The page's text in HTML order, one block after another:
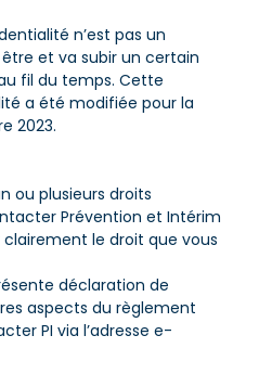
n’est pas un
et va subir un certain
fil du temps. Cette
a été modifiée pour la
2023.
ou plusieurs droits
Prévention et Intérim
le droit que vous
déclaration de
aspects du règlement
PI via l’adresse e-